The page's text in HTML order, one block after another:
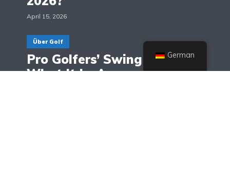
April 15, 2026
Über Golf
Pro Golfers’ Swing Speed:
What It Is, Averages, and
German